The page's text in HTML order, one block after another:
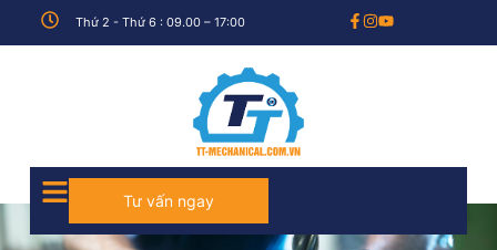
Thứ 2 - Thứ 6 : 09.00 – 17:00
Tư vấn ngay